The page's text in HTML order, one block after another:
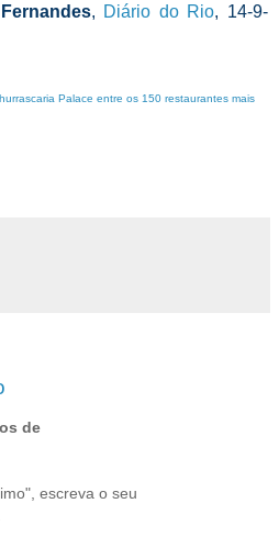
, Diário do Rio, 14-9-
Palace entre os 150 restaurantes mais
de
escreva o seu